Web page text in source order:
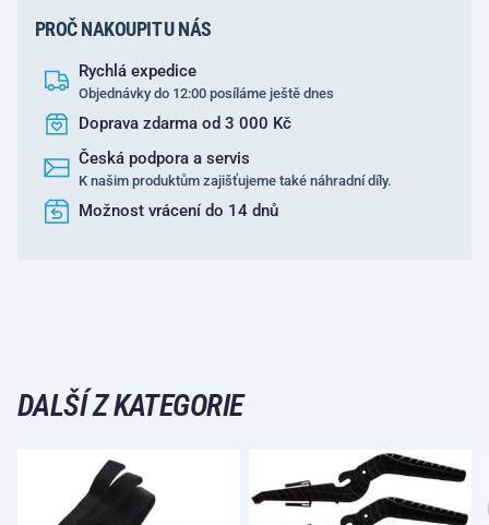
PROČ NAKOUPIT U NÁS
Rychlá expedice
Objednávky do 12:00 posíláme ještě dnes
Doprava zdarma od 3 000 Kč
Česká podpora a servis
K našim produktům zajišťujeme také náhradní díly.
Možnost vrácení do 14 dnů
DALŠÍ Z KATEGORIE